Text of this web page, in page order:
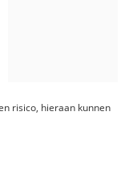
risico, hieraan kunnen